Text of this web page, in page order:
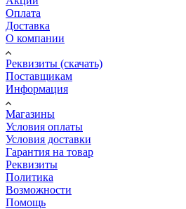
Оплата
Доставка
О компании
Реквизиты (скачать)
Поставщикам
Информация
Магазины
Условия оплаты
Условия доставки
Гарантия на товар
Реквизиты
Политика
Возможности
Помощь